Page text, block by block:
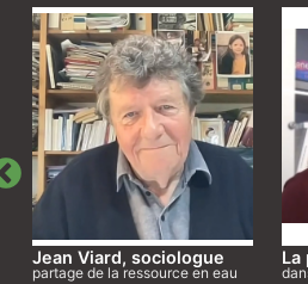
Jean Viard, sociologue
partage de la ressource en eau
La